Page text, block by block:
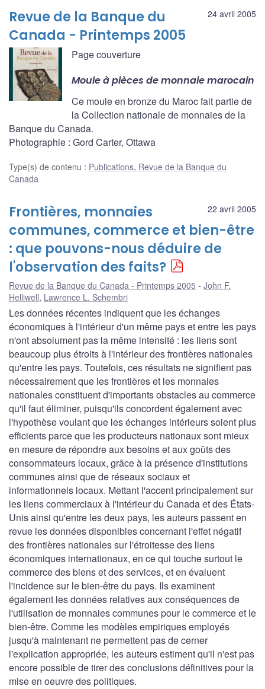
24 avril 2005
Revue de la Banque du
Canada - Printemps 2005
Page couverture
Moule à pièces de monnaie marocain
Ce moule en bronze du Maroc fait partie de
la Collection nationale de monnaies de la
Banque du Canada.
Photographie : Gord Carter, Ottawa
Type(s) de contenu : Publications, Revue de la Banque du
Canada
22 avril 2005
Frontières, monnaies
communes, commerce et bien-être
: que pouvons-nous déduire de
l'observation des faits?
Revue de la Banque du Canada - Printemps 2005
John F.
Helliwell, Lawrence L. Schembri
Les données récentes indiquent que les échanges
économiques à l'intérieur d'un même pays et entre les pays
n'ont absolument pas la même intensité : les liens sont
beaucoup plus étroits à l'intérieur des frontières nationales
qu'entre les pays. Toutefois, ces résultats ne signifient pas
nécessairement que les frontières et les monnaies
nationales constituent d'importants obstacles au commerce
qu'il faut éliminer, puisqu'ils concordent également avec
l'hypothèse voulant que les échanges intérieurs soient plus
efficients parce que les producteurs nationaux sont mieux
en mesure de répondre aux besoins et aux goûts des
consommateurs locaux, grâce à la présence d'institutions
communes ainsi que de réseaux sociaux et
informationnels locaux. Mettant l'accent principalement sur
les liens commerciaux à l'intérieur du Canada et des États-
Unis ainsi qu'entre les deux pays, les auteurs passent en
revue les données disponibles concernant l'effet négatif
des frontières nationales sur l'étroitesse des liens
économiques internationaux, en ce qui touche surtout le
commerce des biens et des services, et en évaluent
l'incidence sur le bien-être du pays. Ils examinent
également les données relatives aux conséquences de
l'utilisation de monnaies communes pour le commerce et le
bien-être. Comme les modèles empiriques employés
jusqu'à maintenant ne permettent pas de cerner
l'explication appropriée, les auteurs estiment qu'il n'est pas
encore possible de tirer des conclusions définitives pour la
mise en oeuvre des politiques.